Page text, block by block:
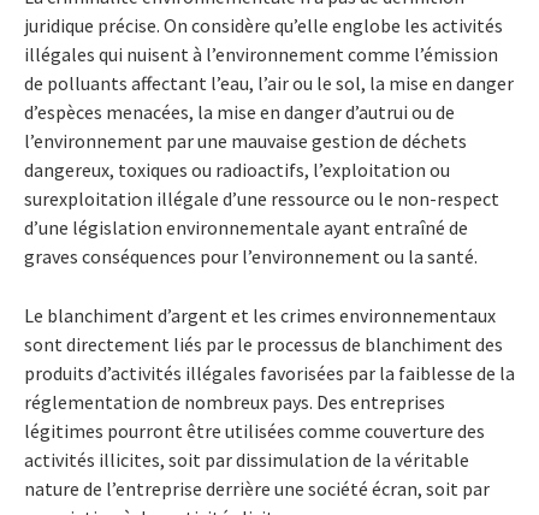
juridique précise. On considère qu’elle englobe les activités
illégales qui nuisent à l’environnement comme l’émission
de polluants affectant l’eau, l’air ou le sol, la mise en danger
d’espèces menacées, la mise en danger d’autrui ou de
l’environnement par une mauvaise gestion de déchets
dangereux, toxiques ou radioactifs, l’exploitation ou
surexploitation illégale d’une ressource ou le non-respect
d’une législation environnementale ayant entraîné de
graves conséquences pour l’environnement ou la santé.
Le blanchiment d’argent et les crimes environnementaux
sont directement liés par le processus de blanchiment des
produits d’activités illégales favorisées par la faiblesse de la
réglementation de nombreux pays. Des entreprises
légitimes pourront être utilisées comme couverture des
activités illicites, soit par dissimulation de la véritable
nature de l’entreprise derrière une société écran, soit par